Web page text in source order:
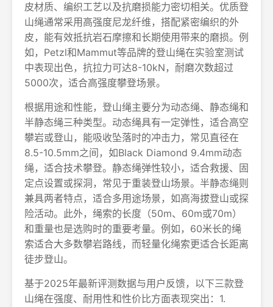
皮材质、编织工艺以及抗磨损能力密切相关。优质登
山绳通常采用高强度尼龙纤维，搭配紧密编织的外
皮，能有效抵抗岩石摩擦和长期使用带来的磨损。例
如，Petzl和Mammut等品牌的登山绳在实验室测试
中表现出色，抗拉力可达8-10kN，耐磨次数超过
5000次，适合高强度攀登场景。
根据用途和性能，登山绳主要分为动态绳、静态绳和
半静态绳三种类型。动态绳具有一定弹性，适合高空
攀岩或登山，能吸收坠落时的冲击力，常见直径在
8.5-10.5mm之间，如Black Diamond 9.4mm动态
绳，适合技术攀登。静态绳弹性较小，适合救援、固
定点设置或探洞，常见于重装登山场景。半静态绳则
兼具两者特点，适合多用途场景，如高海拔登山或探
险活动。此外，绳索的长度（50m、60m或70m）
和重量也是选购时的重要考量。例如，60米长的绳
索适合大多数攀岩路线，而轻量化绳索更适合长距离
徒步登山。
基于2025年最新评测数据与用户反馈，以下三款登
山绳在强度、耐用性和性价比方面表现突出：1.